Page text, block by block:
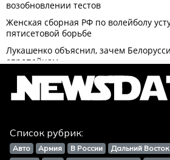
Список рубрик:
Авто Армия В России Дальний Восток